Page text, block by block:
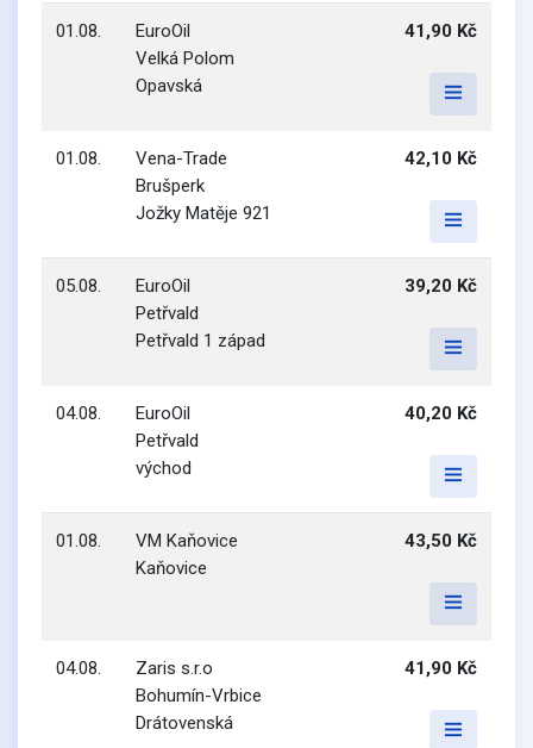
01.08.
EuroOil
Velká Polom
Opavská
41,90 Kč
01.08.
Vena-Trade
Brušperk
Jožky Matěje 921
42,10 Kč
05.08.
EuroOil
Petřvald
Petřvald 1 západ
39,20 Kč
04.08.
EuroOil
Petřvald
východ
40,20 Kč
01.08.
VM Kaňovice
Kaňovice
43,50 Kč
04.08.
Zaris s.r.o
Bohumín-Vrbice
Drátovenská
41,90 Kč